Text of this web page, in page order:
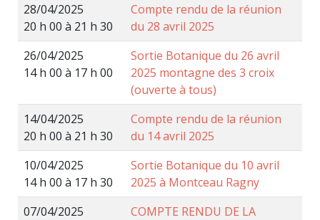
28/04/2025
20 h 00 à 21 h 30
Compte rendu de la réunion
du 28 avril 2025
26/04/2025
14 h 00 à 17 h 00
Sortie Botanique du 26 avril
2025 montagne des 3 croix
(ouverte à tous)
14/04/2025
20 h 00 à 21 h 30
Compte rendu de la réunion
du 14 avril 2025
10/04/2025
14 h 00 à 17 h 30
Sortie Botanique du 10 avril
2025 à Montceau Ragny
07/04/2025
COMPTE RENDU DE LA